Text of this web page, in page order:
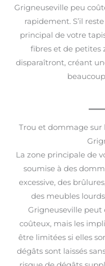
Grigneuseville peu
rapidement. S’il
principal de votre
fibres et de petites
disparaîtront, créant
Trou et dommage sur
La zone principale de
soumise à des
excessive, des
des meubles
Grigneuseville peut
coûteux, mais les
être limitées si elles
dégâts sont laissés